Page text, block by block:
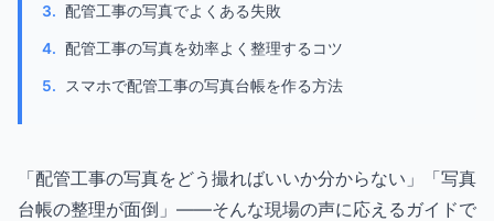
配管工事の写真でよくある失敗
配管工事の写真を効率よく整理するコツ
スマホで配管工事の写真台帳を作る方法
「配管工事の写真をどう撮ればいいか分からない」「写真
台帳の整理が面倒」——そんな現場の声に応えるガイドで